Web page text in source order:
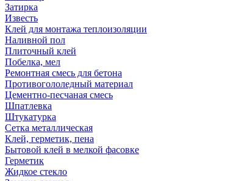
Затирка
Известь
Клей для монтажа теплоизоляции
Наливной пол
Плиточный клей
Побелка, мел
Ремонтная смесь для бетона
Противогололедный материал
Цементно-песчаная смесь
Шпатлевка
Штукатурка
Сетка металлическая
Клей, герметик, пена
Бытовой клей в мелкой фасовке
Герметик
Жидкое стекло